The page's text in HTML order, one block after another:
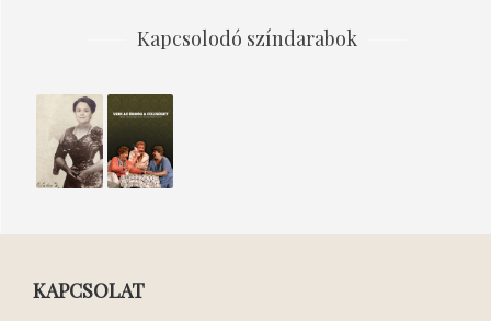
Kapcsolodó színdarabok
A
nemzet
csalogánya
Veri az
ördög
a
KAPCSOLAT